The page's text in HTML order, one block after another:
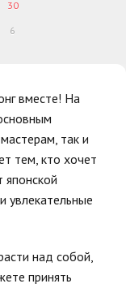
вместе! На
так и
тем, кто хочет
японской
увлекательные
над собой,
принять
30
6